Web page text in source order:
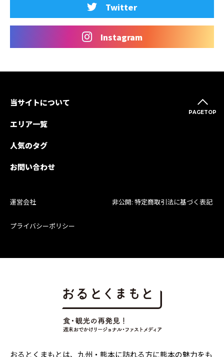
Twitter
Instagram
PAGETOP
当サイトについて
エリア一覧
人気のタグ
お問い合わせ
運営会社 非公開: 特定商取引法に基づく表記
プライバシーポリシー
おるとくまもとは、九州・熊本に訪れる方に熊本の魅力をも